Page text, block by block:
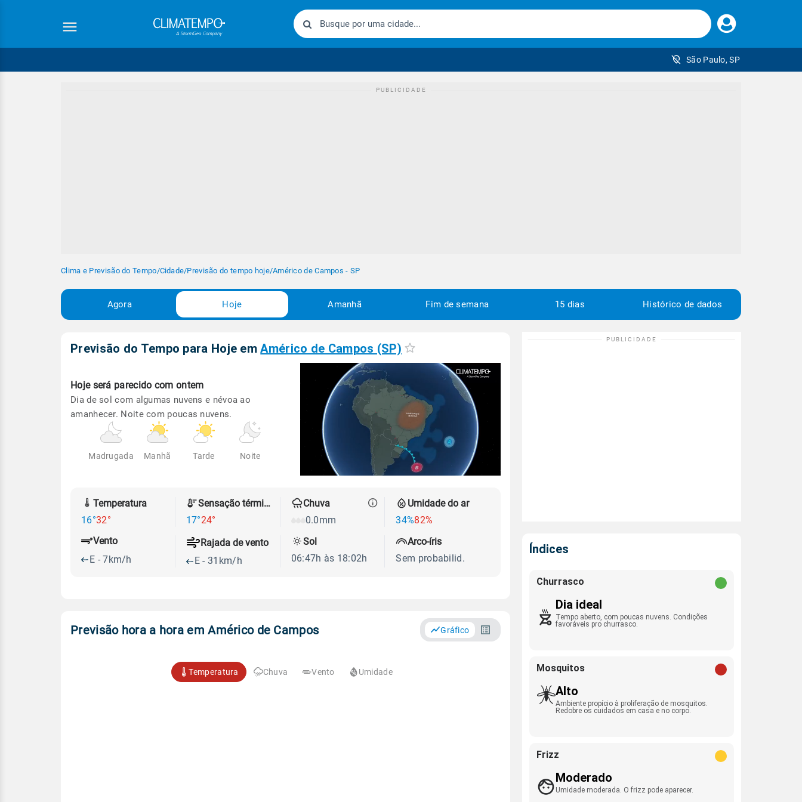
Faça
seu
São Paulo, SP
Clima e Previsão do Tempo/Cidade/Previsão do tempo hoje/Américo de Campos - SP
Agora Hoje Amanhã Fim de semana 15 dias Histórico de dados
Previsão do Tempo para Hoje emAmérico de Campos (SP)
Hoje será parecido com ontem
Dia de sol com algumas nuvens e névoa ao
amanhecer. Noite com poucas nuvens.
Madrugada Manhã Tarde Noite
Temperatura
16°32°
Sensação térmica
17°24°
Chuva
0.0mm
Umidade do ar
34%82%
Vento
E - 7km/h
Rajada de vento
E - 31km/h
Sol
06:47h às 18:02h
Arco-íris
Sem probabilid.
Previsão hora a hora em Américo de Campos Gráfico
Temperatura Chuva Vento Umidade
Índices
Churrasco
Dia ideal
Tempo aberto, com poucas nuvens. Condições
favoráveis pro churrasco.
Mosquitos
Alto
Ambiente propício à proliferação de mosquitos.
Redobre os cuidados em casa e no corpo.
Frizz
Moderado
Umidade moderada. O frizz pode aparecer.